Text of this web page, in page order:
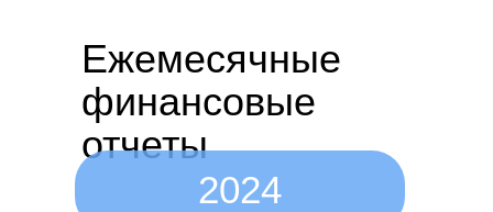
Ежемесячные
финансовые
отчеты
2024